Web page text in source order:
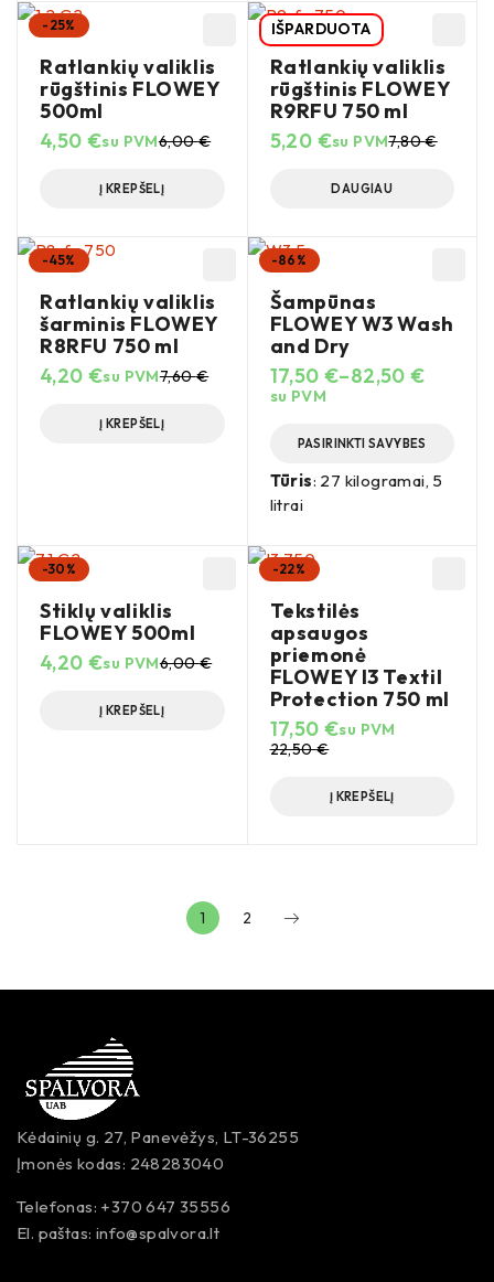
-25%
Ratlankių valiklis
rūgštinis FLOWEY
500ml
6,00€
4,50 €su PVM
Į KREPŠELĮ
IŠPARDUOTA
Ratlankių valiklis
rūgštinis FLOWEY
R9RFU 750 ml
7,80€
5,20 €su PVM
DAUGIAU
-45%
Ratlankių valiklis
šarminis FLOWEY
R8RFU 750 ml
7,60€
4,20 €su PVM
Į KREPŠELĮ
-86%
Šampūnas
FLOWEY W3 Wash
and Dry
17,50 €–82,50€
su PVM
PASIRINKTI SAVYBES
Tūris: 27 kilogramai, 5
litrai
-30%
Stiklų valiklis
FLOWEY 500ml
6,00€
4,20 €su PVM
Į KREPŠELĮ
-22%
Tekstilės
apsaugos
priemonė
FLOWEY I3 Textil
Protection 750 ml
22,50€
17,50 €su PVM
Į KREPŠELĮ
1 2
Kėdainių g. 27, Panevėžys, LT-36255
Įmonės kodas: 248283040
Telefonas: +370 647 35556
El. paštas: info@spalvora.lt